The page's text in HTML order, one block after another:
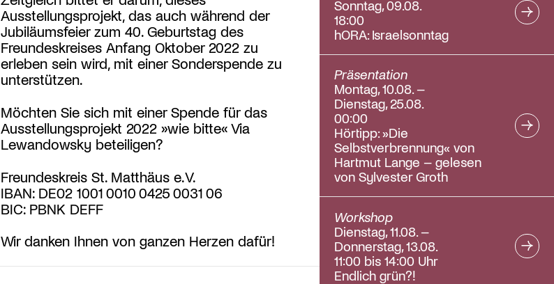
Ausstellungsprojekt, das auch während der
Jubiläumsfeier zum 40. Geburtstag des
Freundeskreises Anfang Oktober 2022 zu
erleben sein wird, mit einer Sonderspende zu
unterstützen.
Möchten Sie sich mit einer Spende für das
Ausstellungsprojekt 2022 »wie bitte« Via
Lewandowsky beteiligen?
Freundeskreis St. Matthäus e.V.
IBAN: DE02 1001 0010 0425 0031 06
BIC: PBNK DEFF
Wir danken Ihnen von ganzen Herzen dafür!
Sonntag, 09.08.
18:00
hORA: Israelsonntag
Präsentation
Montag, 10.08. –
Dienstag, 25.08.
00:00
Hörtipp: »Die
Selbstverbrennung« von
Hartmut Lange – gelesen
von Sylvester Groth
Workshop
Dienstag, 11.08. –
Donnerstag, 13.08.
11:00 bis 14:00 Uhr
Endlich grün?!